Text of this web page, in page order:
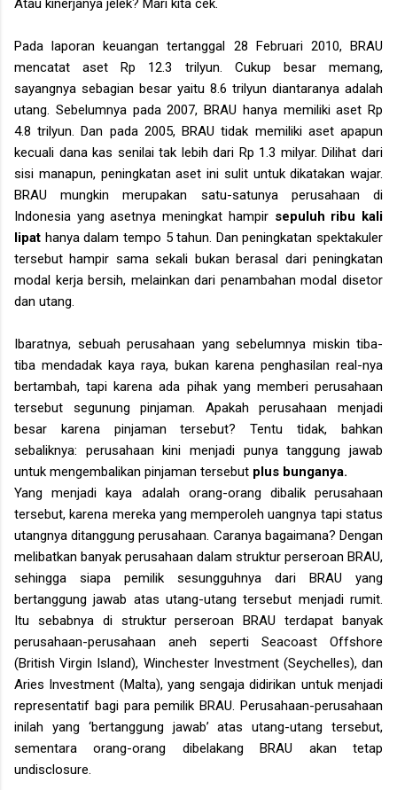
Atau kinerjanya jelek? Mari kita cek.
Pada laporan keuangan tertanggal 28 Februari 2010, BRAU
mencatat aset Rp 12.3 trilyun. Cukup besar memang,
sayangnya sebagian besar yaitu 8.6 trilyun diantaranya adalah
utang. Sebelumnya pada 2007, BRAU hanya memiliki aset Rp
4.8 trilyun. Dan pada 2005, BRAU tidak memiliki aset apapun
kecuali dana kas senilai tak lebih dari Rp 1.3 milyar. Dilihat dari
sisi manapun, peningkatan aset ini sulit untuk dikatakan wajar.
BRAU mungkin merupakan satu-satunya perusahaan di
Indonesia yang asetnya meningkat hampir sepuluh ribu kali
lipat hanya dalam tempo 5 tahun. Dan peningkatan spektakuler
tersebut hampir sama sekali bukan berasal dari peningkatan
modal kerja bersih, melainkan dari penambahan modal disetor
dan utang.
Ibaratnya, sebuah perusahaan yang sebelumnya miskin tiba-
tiba mendadak kaya raya, bukan karena penghasilan real-nya
bertambah, tapi karena ada pihak yang memberi perusahaan
tersebut segunung pinjaman. Apakah perusahaan menjadi
besar karena pinjaman tersebut? Tentu tidak, bahkan
sebaliknya: perusahaan kini menjadi punya tanggung jawab
untuk mengembalikan pinjaman tersebut plus bunganya.
Yang menjadi kaya adalah orang-orang dibalik perusahaan
tersebut, karena mereka yang memperoleh uangnya tapi status
utangnya ditanggung perusahaan. Caranya bagaimana? Dengan
melibatkan banyak perusahaan dalam struktur perseroan BRAU,
sehingga siapa pemilik sesungguhnya dari BRAU yang
bertanggung jawab atas utang-utang tersebut menjadi rumit.
Itu sebabnya di struktur perseroan BRAU terdapat banyak
perusahaan-perusahaan aneh seperti Seacoast Offshore
(British Virgin Island), Winchester Investment (Seychelles), dan
Aries Investment (Malta), yang sengaja didirikan untuk menjadi
representatif bagi para pemilik BRAU. Perusahaan-perusahaan
inilah yang ‘bertanggung jawab’ atas utang-utang tersebut,
sementara orang-orang dibelakang BRAU akan tetap
undisclosure.